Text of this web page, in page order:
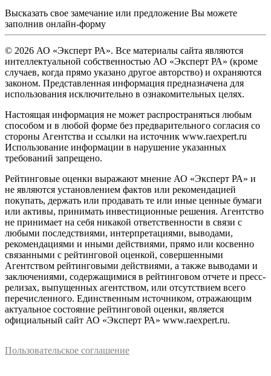
Высказать свое замечание или предложение Вы можете
заполнив онлайн-форму
© 2026 АО «Эксперт РА». Все материалы сайта являются
интеллектуальной собственностью АО «Эксперт РА» (кроме
случаев, когда прямо указано другое авторство) и охраняются
законом. Представленная информация предназначена для
использования исключительно в ознакомительных целях.
Настоящая информация не может распространяться любым
способом и в любой форме без предварительного согласия со
стороны Агентства и ссылки на источник www.raexpert.ru
Использование информации в нарушение указанных
требований запрещено.
Рейтинговые оценки выражают мнение АО «Эксперт РА» и
не являются установлением фактов или рекомендацией
покупать, держать или продавать те или иные ценные бумаги
или активы, принимать инвестиционные решения. Агентство
не принимает на себя никакой ответственности в связи с
любыми последствиями, интерпретациями, выводами,
рекомендациями и иными действиями, прямо или косвенно
связанными с рейтинговой оценкой, совершенными
Агентством рейтинговыми действиями, а также выводами и
заключениями, содержащимися в рейтинговом отчете и пресс-
релизах, выпущенных агентством, или отсутствием всего
перечисленного. Единственным источником, отражающим
актуальное состояние рейтинговой оценки, является
официальный сайт АО «Эксперт РА» www.raexpert.ru.
Пользовательское соглашение